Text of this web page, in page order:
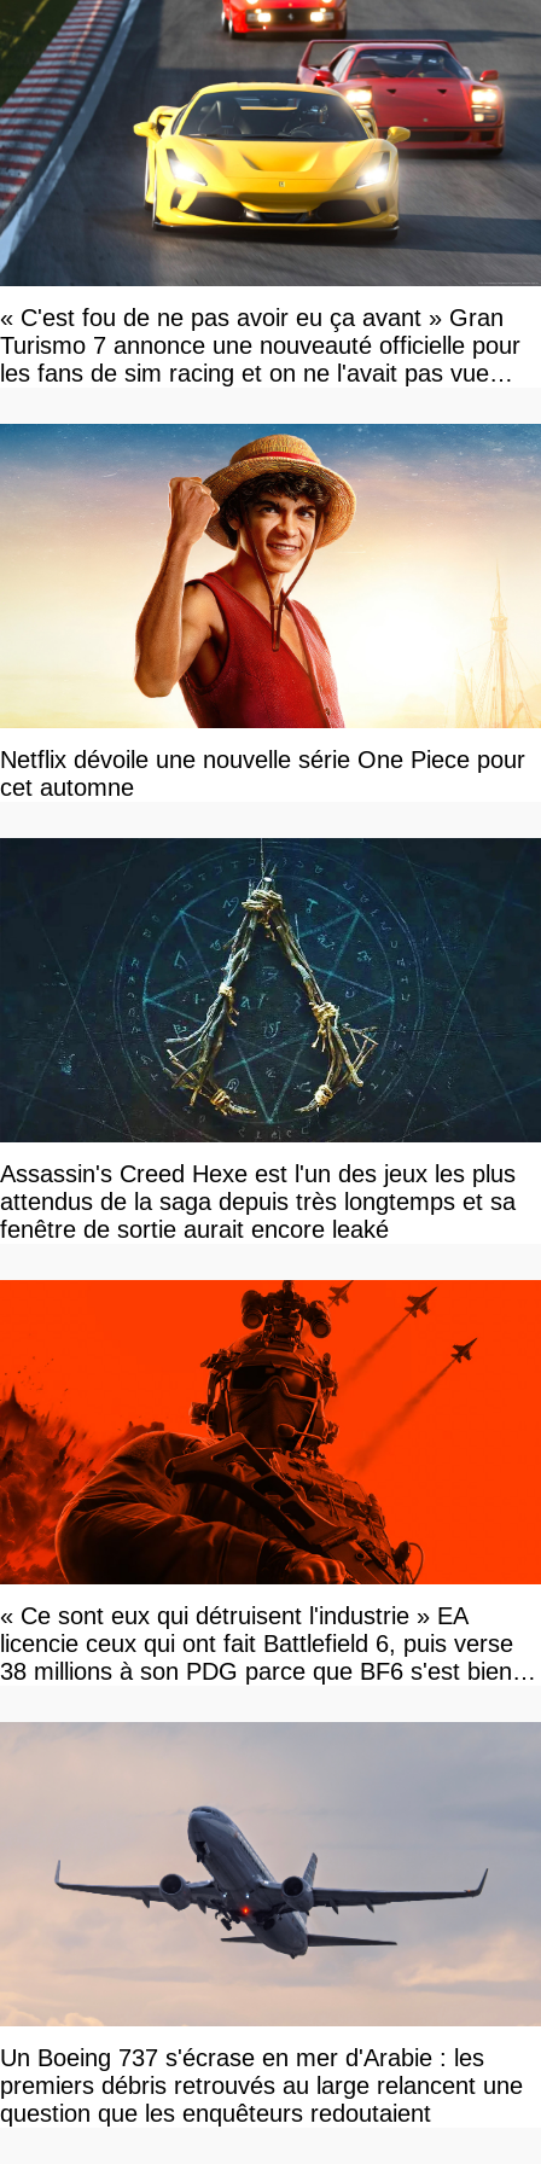
« C'est fou de ne pas avoir eu ça avant » Gran
Turismo 7 annonce une nouveauté officielle pour
les fans de sim racing et on ne l'avait pas vue
Netflix dévoile une nouvelle série One Piece pour
cet automne
Assassin's Creed Hexe est l'un des jeux les plus
attendus de la saga depuis très longtemps et sa
fenêtre de sortie aurait encore leaké
« Ce sont eux qui détruisent l'industrie » EA
licencie ceux qui ont fait Battlefield 6, puis verse
38 millions à son PDG parce que BF6 s'est bien
Un Boeing 737 s'écrase en mer d'Arabie : les
premiers débris retrouvés au large relancent une
question que les enquêteurs redoutaient